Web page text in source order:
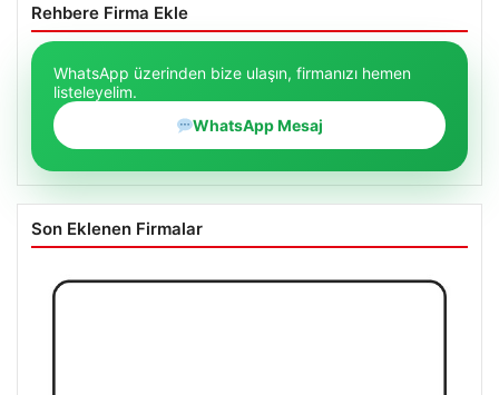
Rehbere Firma Ekle
WhatsApp üzerinden bize ulaşın, firmanızı hemen
listeleyelim.
WhatsApp Mesaj
Son Eklenen Firmalar